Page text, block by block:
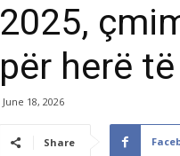
2025,
për herë
June 18, 2026
Share